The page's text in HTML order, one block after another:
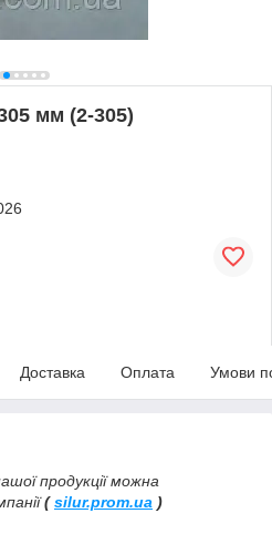
мм (2-305)
Доставка Оплата Умови
продукції можна
(silur.prom.ua )